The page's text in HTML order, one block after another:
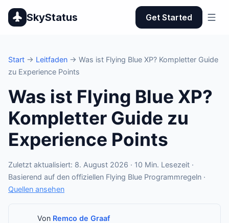
SkyStatus Get Started
Start → Leitfaden → Was ist Flying Blue XP? Kompletter Guide
zu Experience Points
Was ist Flying Blue XP?
Kompletter Guide zu
Experience Points
Zuletzt aktualisiert: 8. August 2026 · 10 Min. Lesezeit ·
Basierend auf den offiziellen Flying Blue Programmregeln ·
Quellen ansehen
Von Remco de Graaf